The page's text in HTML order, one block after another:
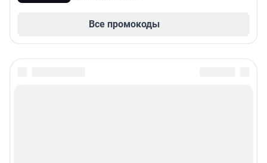
Все промокоды